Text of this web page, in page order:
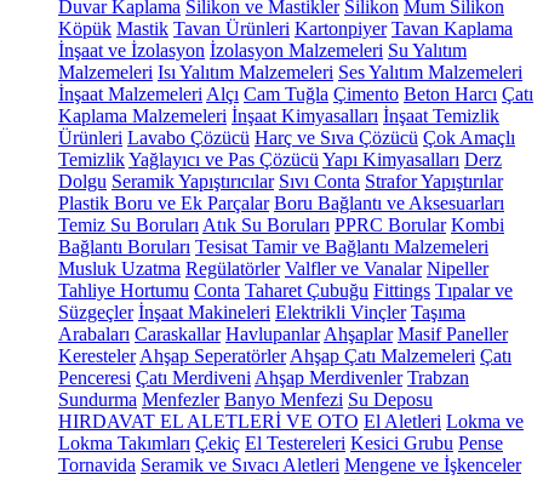
Duvar Kaplama Silikon ve Mastikler Silikon Mum Silikon
Köpük Mastik Tavan Ürünleri Kartonpiyer Tavan Kaplama
İnşaat ve İzolasyon İzolasyon Malzemeleri Su Yalıtım
Malzemeleri Isı Yalıtım Malzemeleri Ses Yalıtım Malzemeleri
İnşaat Malzemeleri Alçı Cam Tuğla Çimento Beton Harcı Çatı
Kaplama Malzemeleri İnşaat Kimyasalları İnşaat Temizlik
Ürünleri Lavabo Çözücü Harç ve Sıva Çözücü Çok Amaçlı
TemizlikYağlayıcı ve Pas Çözücü Yapı Kimyasalları Derz
Dolgu Seramik Yapıştırıcılar Sıvı Conta Strafor Yapıştırılar
Plastik Boru ve Ek Parçalar Boru Bağlantı ve Aksesuarları
Temiz Su Boruları Atık Su Boruları PPRC Borular Kombi
Bağlantı Boruları Tesisat Tamir ve Bağlantı Malzemeleri
Musluk Uzatma Regülatörler Valfler ve Vanalar Nipeller
Tahliye Hortumu Conta Taharet Çubuğu Fittings Tıpalar ve
Süzgeçler İnşaat Makineleri Elektrikli Vinçler Taşıma
Arabaları Caraskallar Havlupanlar Ahşaplar Masif Paneller
Keresteler Ahşap Seperatörler Ahşap Çatı Malzemeleri Çatı
Penceresi Çatı Merdiveni Ahşap Merdivenler Trabzan
Sundurma Menfezler Banyo Menfezi Su Deposu
HIRDAVAT EL ALETLERİ VE OTO El Aletleri Lokma ve
Lokma Takımları Çekiç El Testereleri Kesici Grubu Pense
Tornavida Seramik ve Sıvacı Aletleri Mengene ve İşkenceler